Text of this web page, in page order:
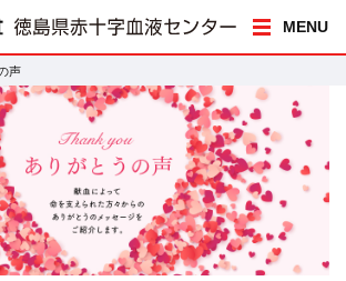
MENU
声